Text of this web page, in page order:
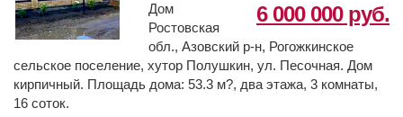
6 000 000 руб.
Дом
Ростовская
обл., Азовский р-н, Рогожкинское
сельское поселение, хутор Полушкин, ул. Песочная. Дом
кирпичный. Площадь дома: 53.3 м?, два этажа, 3 комнаты,
16 соток.